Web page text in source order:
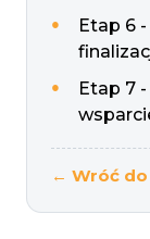
Etap 6
Etap 7
← Wróć do